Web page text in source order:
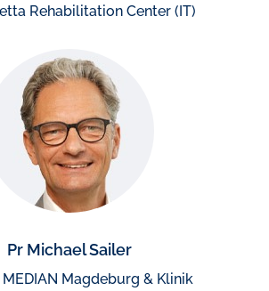
Rehabilitation Center (IT)
Pr Michael Sailer
Magdeburg & Klinik